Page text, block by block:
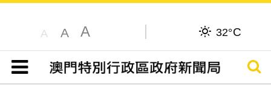
A A A 32°C
目錄
搜尋